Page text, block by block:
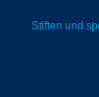
Stiften und